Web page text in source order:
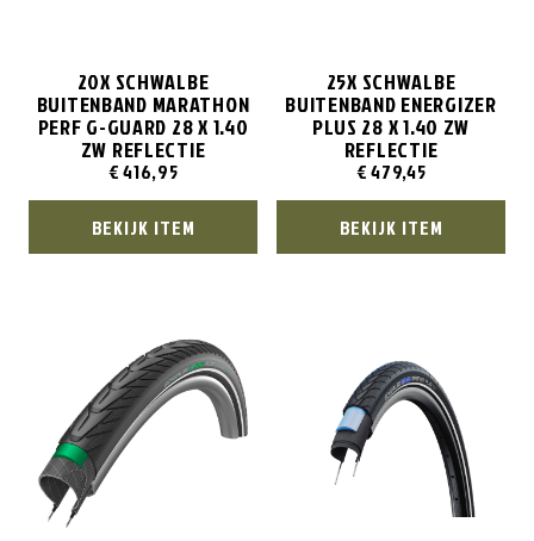
20X SCHWALBE
BUITENBAND MARATHON
PERF G-GUARD 28 X 1.40
ZW REFLECTIE
€416,95
BEKIJK ITEM
25X SCHWALBE
BUITENBAND ENERGIZER
PLUS 28 X 1.40 ZW
REFLECTIE
€479,45
BEKIJK ITEM